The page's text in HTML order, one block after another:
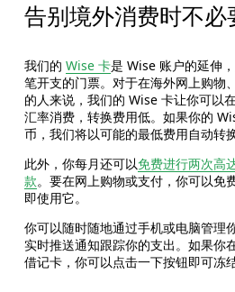
告别境外消费时不必
我们的 Wise 卡是 Wise 账户的延伸
笔开支的门票。对于在海外网上购物
的人来说，我们的 Wise 卡让你可以
汇率消费，转换费用低。如果你的
币，我们将以可能的最低费用自动转换
此外，你每月还可以免费进行两次高
款。要在网上购物或支付，你可以免
即使用它。
你可以随时随地通过手机或电脑管理
实时推送通知跟踪你的支出。如果你
借记卡，你可以点击一下按钮即可冻